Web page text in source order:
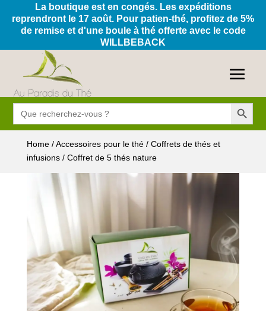
La boutique est en congés. Les expéditions
reprendront le 17 août. Pour patien-thé, profitez de 5%
de remise et d'une boule à thé offerte avec le code
WILLBEBACK
Search
for:
Search Button
Home/Accessoires pour le thé/ Coffrets de thés et
infusions/ Coffret de 5 thés nature